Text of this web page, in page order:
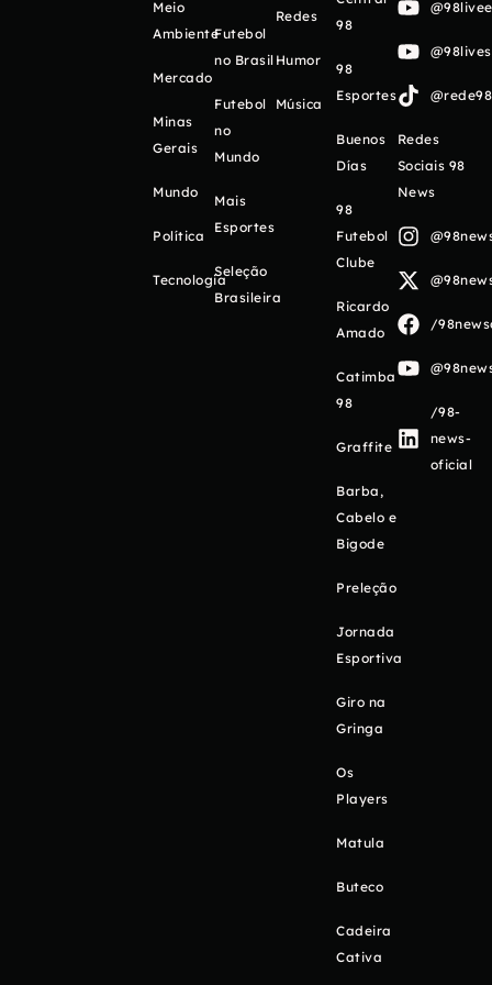
Meio
Ambiente
Mercado
Minas
Gerais
Mundo
Política
Tecnologia
Futebol
no Brasil
Futebol
no
Mundo
Mais
Esportes
Seleção
Brasileira
Redes
Humor
Música
98
98
Esportes
Buenos
Días
98
Futebol
Clube
Ricardo
Amado
Catimba
98
Graffite
Barba,
Cabelo e
Bigode
Preleção
Jornada
Esportiva
Giro na
Gringa
Os
Players
Matula
Buteco
Cadeira
Cativa
Redes
Sociais 98
News
/
/98-
news-
oficial